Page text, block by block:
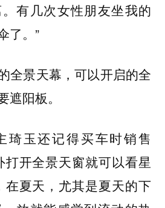
有几次女性朋友坐我的
了。”
全景天幕，可以开启的全
阳板。
琦玉还记得买车时销售
打开全景天窗就可以看星
在夏天，尤其是夏天的下